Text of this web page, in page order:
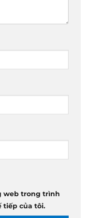
web trong trình
tiếp của tôi.